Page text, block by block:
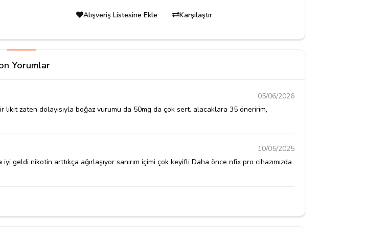
Alışveriş Listesine Ekle Karşılaştır
Yorumlar
05/06/2026
zaten dolayısıyla boğaz vurumu da 50mg da çok sert. alacaklara 35 öneririm,
10/05/2025
geldi nikotin arttıkça ağırlaşıyor sanırım içimi çok keyifli Daha önce nfix pro cihazımızda